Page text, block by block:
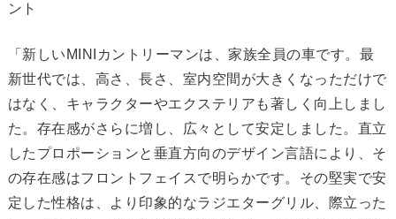
ント
「新しいMINIカントリーマンは、家族全員の車です。最
新世代では、高さ、長さ、室内空間が大きくなっただけで
はなく、キャラクターやエクステリアも著しく向上しまし
た。存在感がさらに増し、広々として安定しました。直立
したプロポーションと垂直方向のデザイン言語により、そ
の存在感はフロントフェイスで明らかです。その堅実で安
定した性格は、より印象的なラジエターグリル、際立った